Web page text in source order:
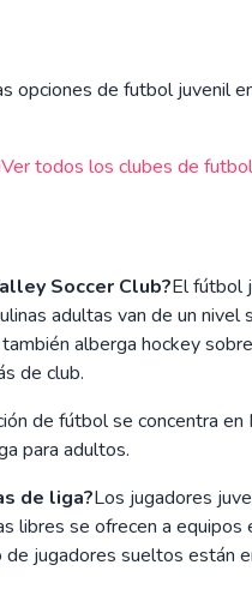
opciones de futbol juvenil
Ver todos los clubes de
Soccer Club?El fútbol
adultas van de un
alberga hockey
de club.
de fútbol se concentra
para adultos.
de liga?Los jugadores
libres se ofrecen a
jugadores sueltos están